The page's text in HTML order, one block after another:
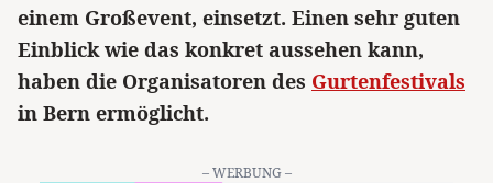
einem Großevent, einsetzt. Einen sehr guten
Einblick wie das konkret aussehen kann,
haben die Organisatoren des Gurtenfestivals
in Bern ermöglicht.
– WERBUNG –